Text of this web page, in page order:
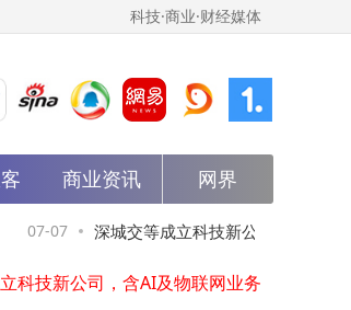
科技·商业·财经媒体
商业资讯 网界
07-07 深城交等成立科技新公司，含AI及物
务
源技术新公司，含集成电路业务
荣耀阔折叠旗舰新机来袭：2nm芯片加持，大屏长续航影像实力再升级
科技新公司，含AI及物联网业务